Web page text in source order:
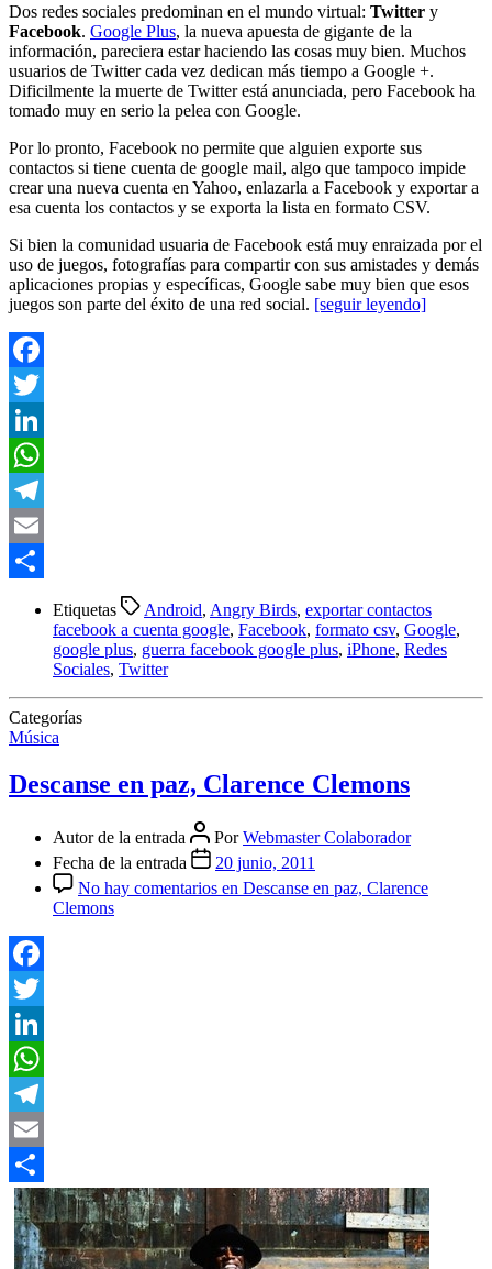
Dos redes sociales predominan en el mundo virtual: Twitter y
Facebook. Google Plus, la nueva apuesta de gigante de la
información, pareciera estar haciendo las cosas muy bien. Muchos
usuarios de Twitter cada vez dedican más tiempo a Google +.
Dificilmente la muerte de Twitter está anunciada, pero Facebook ha
tomado muy en serio la pelea con Google.
Por lo pronto, Facebook no permite que alguien exporte sus
contactos si tiene cuenta de google mail, algo que tampoco impide
crear una nueva cuenta en Yahoo, enlazarla a Facebook y exportar a
esa cuenta los contactos y se exporta la lista en formato CSV.
Si bien la comunidad usuaria de Facebook está muy enraizada por el
uso de juegos, fotografías para compartir con sus amistades y demás
aplicaciones propias y específicas, Google sabe muy bien que esos
juegos son parte del éxito de una red social. [seguir leyendo]
Facebook
Twitter
LinkedIn
WhatsApp
Telegram
Email
Etiquetas Android, Angry Birds, exportar contactos
facebook a cuenta google, Facebook, formato csv, Google,
google plus, guerra facebook google plus, iPhone, Redes
Sociales, Twitter
Categorías
Música
Descanse en paz, Clarence Clemons
Autor de la entrada PorWebmaster Colaborador
Fecha de la entrada
20 junio, 2011
No hay comentarios en Descanse en paz, Clarence
Clemons
Facebook
Twitter
LinkedIn
WhatsApp
Telegram
Email
Compartir